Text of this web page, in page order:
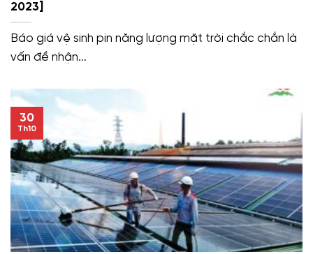
2023]
Báo giá vệ sinh pin năng lượng mặt trời chắc chắn là
vấn đề nhận...
30
Th10